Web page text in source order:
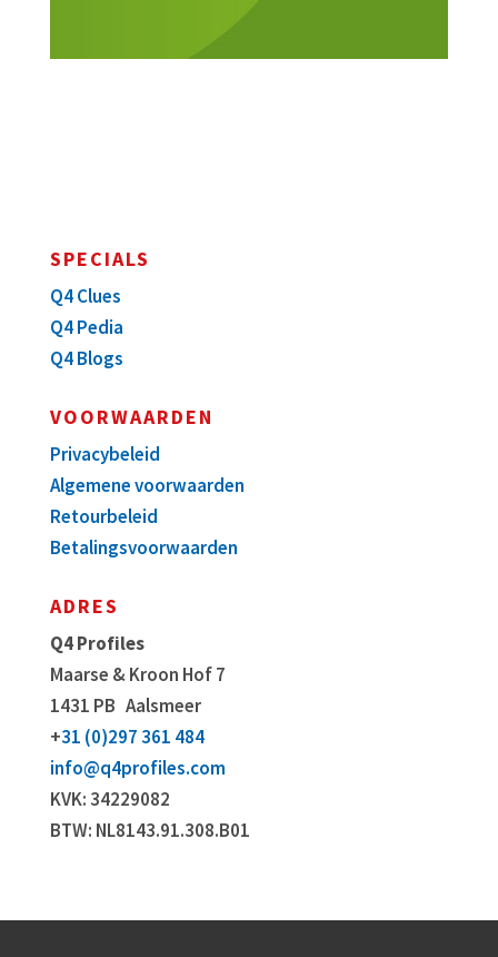
SPECIALS
Q4 Clues
Q4 Pedia
Q4 Blogs
VOORWAARDEN
Privacybeleid
Algemene voorwaarden
Retourbeleid
Betalingsvoorwaarden
ADRES
Q4 Profiles
Maarse & Kroon Hof 7
1431 PB Aalsmeer
+31 (0)297 361 484
info@q4profiles.com
KVK: 34229082
BTW: NL8143.91.308.B01